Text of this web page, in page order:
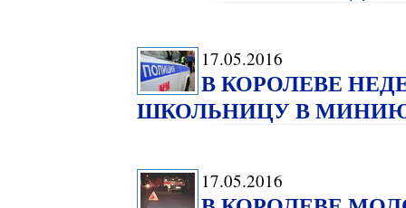
17.05.2016
В КОРОЛЕВЕ
ШКОЛЬНИЦУ В
17.05.2016